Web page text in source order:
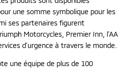
une somme symbolique pour les
ses partenaires figurent
Motorcycles, Premier Inn, l’AA
d’urgence à travers le monde.
une équipe de plus de 100